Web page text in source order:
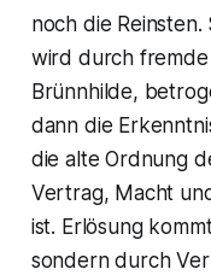
noch die
wird durch
Brünnhilde,
dann die
die alte Ordnung
Vertrag, Macht
ist. Erlösung
sondern durch